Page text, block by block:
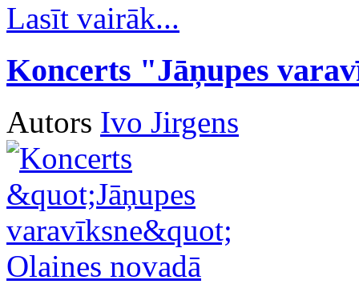
Lasīt vairāk...
Koncerts "Jāņupes
Autors Ivo Jirgens